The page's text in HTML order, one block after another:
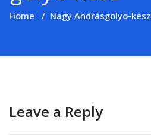
Home / Nagy Andrásgolyo-kesz
Leave a Reply